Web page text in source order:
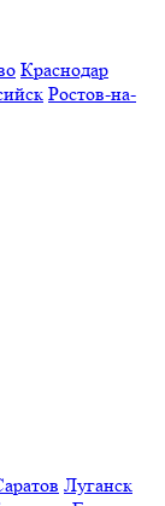
Краснодар
Ростов-на-
Луганск